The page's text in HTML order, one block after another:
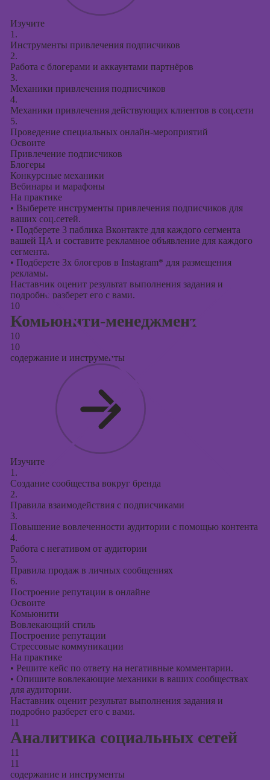
Изучите
1.
Инструменты привлечения подписчиков
2.
Работа с блогерами и аккаунтами партнёров
3.
Механики привлечения подписчиков
4.
Механики привлечения действующих клиентов в соц.сети
5.
Проведение специальных онлайн-мероприятий
Освоите
Привлечение подписчиков
Блогеры
Конкурсные механики
Вебинары и марафоны
На практике
• Выберете инструменты привлечения подписчиков для
ваших соц.сетей.
• Подберете 3 паблика Вконтакте для каждого сегмента
вашей ЦА и составите рекламное объявление для каждого
сегмента.
• Подберете 3х блогеров в Instagram* для размещения
рекламы.
Наставник оценит результат выполнения задания и
подробно разберет его с вами.
10
Комьюнити-менеджмент
10
10
содержание и инструменты
Изучите
1.
Создание сообщества вокруг бренда
2.
Правила взаимодействия с подписчиками
3.
Повышение вовлеченности аудитории с помощью контента
4.
Работа с негативом от аудитории
5.
Правила продаж в личных сообщениях
6.
Построение репутации в онлайне
Освоите
Комьюнити
Вовлекающий стиль
Построение репутации
Стрессовые коммуникации
На практике
• Решите кейс по ответу на негативные комментарии.
• Опишите вовлекающие механики в ваших сообществах
для аудитории.
Наставник оценит результат выполнения задания и
подробно разберет его с вами.
11
Аналитика социальных сетей
11
11
содержание и инструменты